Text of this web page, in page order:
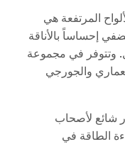
المرتفعة هي
إحساساً بالأناقة
وتتوفر في مجموعة
والجورجي
شائع لأصحاب
الطاقة في